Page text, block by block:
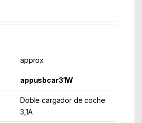
approx
appusbcar31W
Doble cargador de coche
3,1A